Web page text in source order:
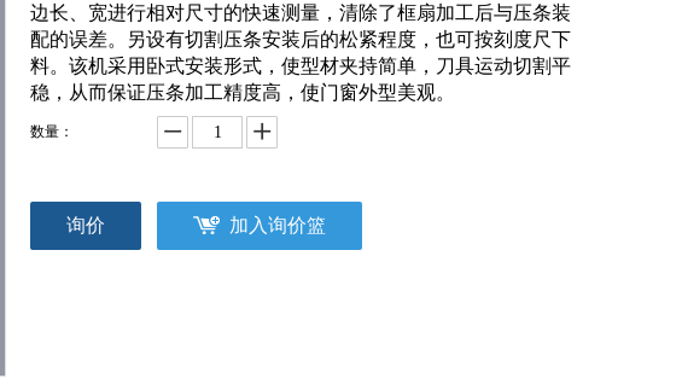
边长、宽进行相对尺寸的快速测量，清除了框扇加工后与压条装
配的误差。另设有切割压条安装后的松紧程度，也可按刻度尺下
料。该机采用卧式安装形式，使型材夹持简单，刀具运动切割平
稳，从而保证压条加工精度高，使门窗外型美观。
数量：
询价 加入询价篮